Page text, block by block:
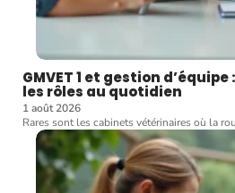
GMVET 1 et gestion
les rôles au quotidien
1 août 2026
Rares sont les cabinets vétérinaires où la